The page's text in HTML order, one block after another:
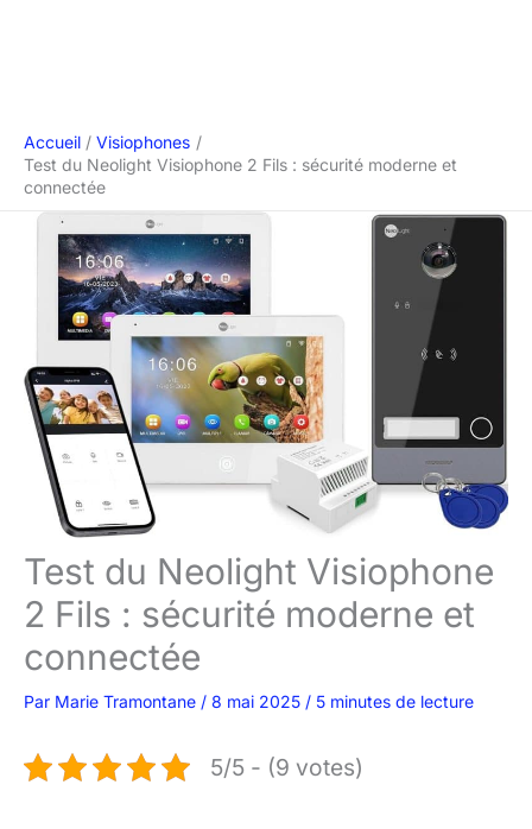
Accueil
Visiophones
Test du Neolight Visiophone 2 Fils : sécurité moderne et
connectée
Test du Neolight Visiophone
2 Fils : sécurité moderne et
connectée
Par Marie Tramontane / 8 mai 2025 / 5 minutes de lecture
5/5 - (9 votes)